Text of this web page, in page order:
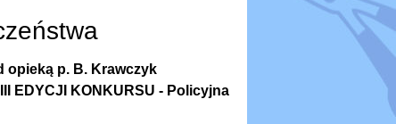
opieką p. B. Krawczyk
EDYCJI KONKURSU - Policyjna